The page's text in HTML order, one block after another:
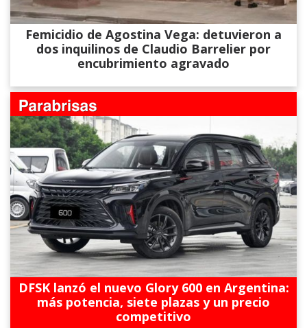
Femicidio de Agostina Vega: detuvieron a
dos inquilinos de Claudio Barrelier por
encubrimiento agravado
DFSK lanzó el nuevo Glory 600 en Argentina:
más potencia, siete plazas y un precio
competitivo